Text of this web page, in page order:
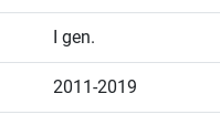
I gen.
2011-2019